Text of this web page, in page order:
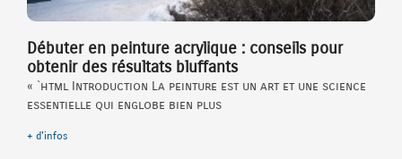
Débuter en peinture acrylique : conseils pour
obtenir des résultats bluffants
« `html Introduction La peinture est un art et une science
essentielle qui englobe bien plus
+ d'infos